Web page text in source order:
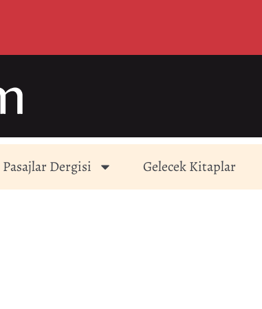
Pasajlar Dergisi Gelecek Kitaplar